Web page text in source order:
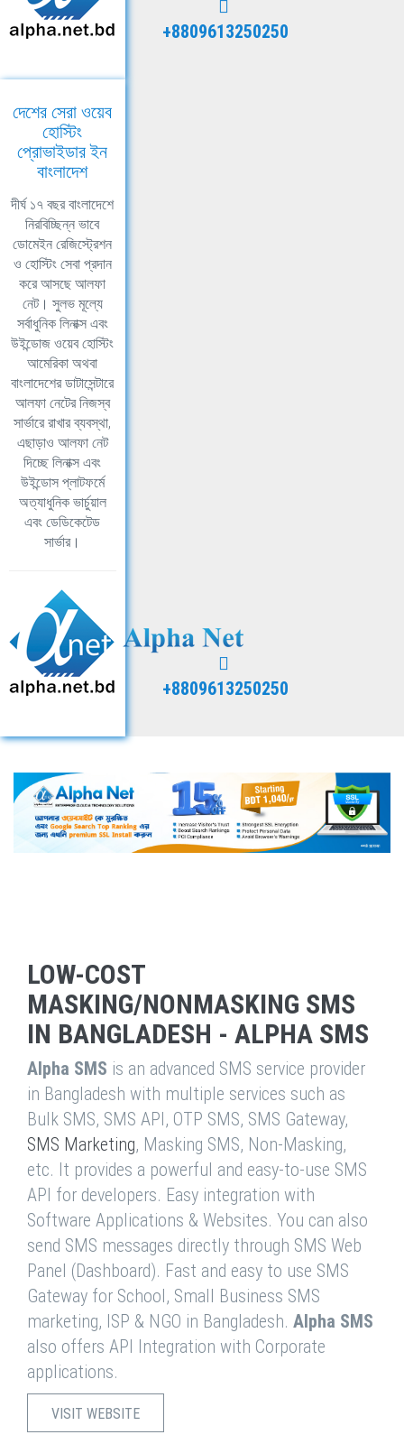
+8809613250250
দেশের সেরা ওয়েব
হোস্টিং
প্রোভাইডার ইন
বাংলাদেশ
দীর্ঘ ১৭ বছর বাংলাদেশে
নিরবিচ্ছিন্ন ভাবে
ডোমেইন রেজিস্ট্রেশন
ও হোস্টিং সেবা প্রদান
করে আসছে আলফা
নেট। সুলভ মূল্যে
সর্বাধুনিক লিনাক্স এবং
উইন্ডোজ ওয়েব হোস্টিং
আমেরিকা অথবা
বাংলাদেশের ডাটাসেন্টারে
আলফা নেটের নিজস্ব
সার্ভারে রাখার ব্যবস্থা,
এছাড়াও আলফা নেট
দিচ্ছে লিনাক্স এবং
উইন্ডোস প্লাটফর্মে
অত্যাধুনিক ভার্চুয়াল
এবং ডেডিকেটেড
সার্ভার।
+8809613250250
LOW-COST
MASKING/NONMASKING SMS
IN BANGLADESH - ALPHA SMS
Alpha SMS is an advanced SMS service provider
in Bangladesh with multiple services such as
Bulk SMS, SMS API, OTP SMS, SMS Gateway,
SMS Marketing, Masking SMS, Non-Masking,
etc. It provides a powerful and easy-to-use SMS
API for developers. Easy integration with
Software Applications & Websites. You can also
send SMS messages directly through SMS Web
Panel (Dashboard). Fast and easy to use SMS
Gateway for School, Small Business SMS
marketing, ISP & NGO in Bangladesh. Alpha SMS
also offers API Integration with Corporate
applications.
VISIT WEBSITE